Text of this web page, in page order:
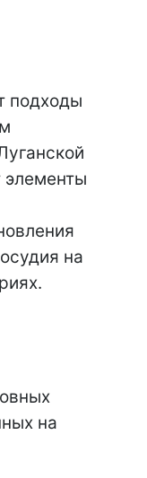
подходы
элементы
на
на